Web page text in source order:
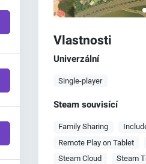
Vlastnosti
Univerzální
Single-player
Steam souvisící
Family Sharing
Remote Play on Tablet
Steam Cloud
Steam